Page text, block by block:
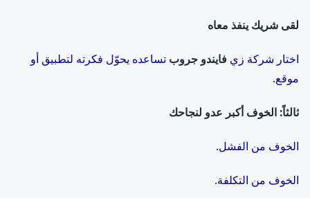
لقى شريك ينفذ معاه
اختار شركة زي فايندو جروب تساعده يحوّل فكرته لتطبيق أو
موقع.
ثالثاً: الخوف أكبر عدو لنجاحك
الخوف من الفشل.
الخوف من التكلفة.